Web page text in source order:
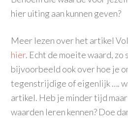
hier uiting aan kunnen geven?
Meer lezen over het artikel
hier. Echt de moeite waard, zo
bijvoorbeeld ook over hoe je
tegenstrijdige of eigenlijk ….
artikel. Heb je minder tijd
waarden leren kennen? Doe